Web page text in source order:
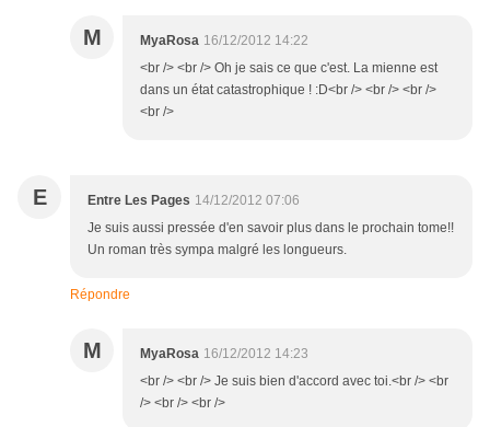
M MyaRosa 16/12/2012 14:22
<br /> <br /> Oh je sais ce que c'est. La mienne est
dans un état catastrophique ! :D<br /> <br /> <br />
<br />
E Entre Les Pages 14/12/2012 07:06
Je suis aussi pressée d'en savoir plus dans le prochain tome!!
Un roman très sympa malgré les longueurs.
Répondre
M MyaRosa 16/12/2012 14:23
<br /> <br /> Je suis bien d'accord avec toi.<br /> <br
/> <br /> <br />